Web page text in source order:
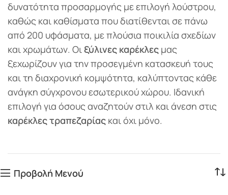
δυνατότητα προσαρμογής με επιλογή λούστρου,
καθώς και καθίσματα που διατίθενται σε πάνω
από 200 υφάσματα, με πλούσια ποικιλία σχεδίων
και χρωμάτων. Οιξύλινες καρέκλες μας
ξεχωρίζουν για την προσεγμένη κατασκευή τους
και τη διαχρονική κομψότητα, καλύπτοντας κάθε
ανάγκη σύγχρονου εσωτερικού χώρου. Ιδανική
επιλογή για όσους αναζητούν στιλ και άνεση στις
καρέκλες τραπεζαρίας και όχι μόνο.
Προβολή Μενού